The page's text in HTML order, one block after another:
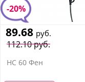
-20%
112.10 руб.
89.68 руб.
HC 60 Фен